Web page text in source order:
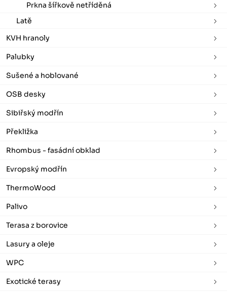
Prkna šířkově netříděná
Latě
KVH hranoly
Palubky
Sušené a hoblované
OSB desky
Sibiřský modřín
Překližka
Rhombus - fasádní obklad
Evropský modřín
ThermoWood
Palivo
Terasa z borovice
Lasury a oleje
WPC
Exotické terasy